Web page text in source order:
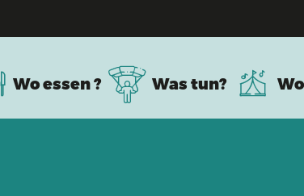
Wo essen ? Was tun?